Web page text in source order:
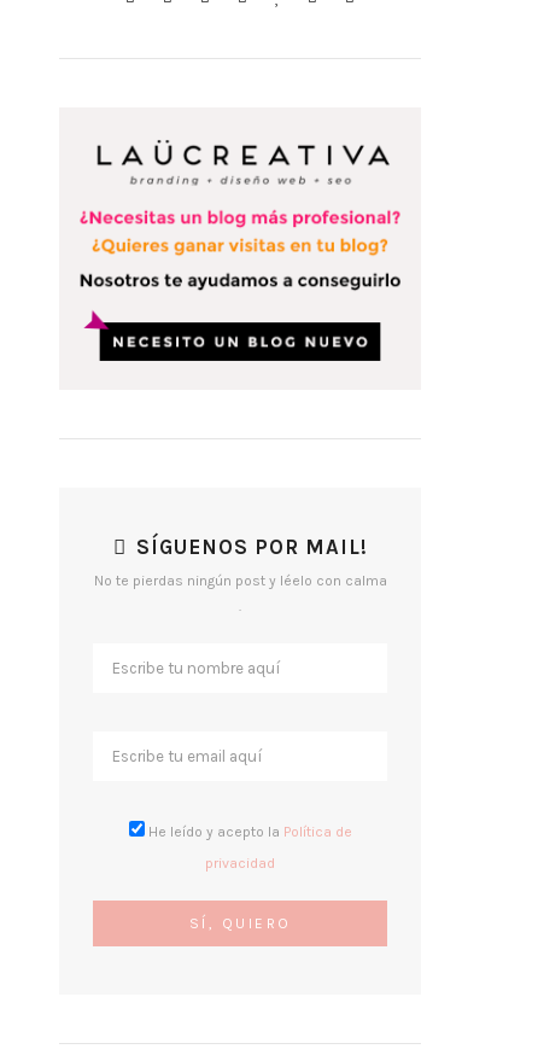
SÍGUENOS POR MAIL!
No te pierdas ningún post y léelo con calma
.
He leído y acepto la Política de
privacidad